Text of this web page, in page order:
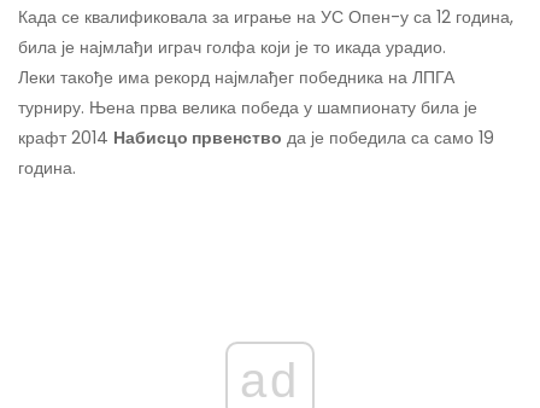
Када се квалификовала за играње на УС Опен-у са 12 година,
била је најмлађи играч голфа који је то икада урадио.
Леки такође има рекорд најмлађег победника на ЛПГА
турниру. Њена прва велика победа у шампионату била је
крафт 2014 Набисцо првенство да је победила са само 19
година.
ad